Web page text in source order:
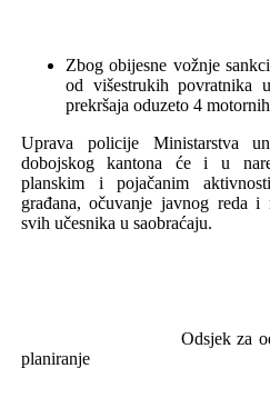
Zbog obijesne vožnje
od višestrukih povratnika
prekršaja oduzeto 4
Uprava policije Ministarstva
dobojskog kantona će i u
planskim i pojačanim
građana, očuvanje javnog reda i
svih učesnika u saobraćaju.
Odsjek za odnose
planiranje